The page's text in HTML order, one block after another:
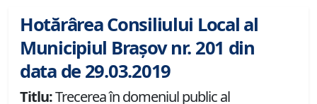
Hotărârea Consiliului Local al
Municipiul Brașov nr. 201 din
data de 29.03.2019
Titlu:Trecerea în domeniul public al